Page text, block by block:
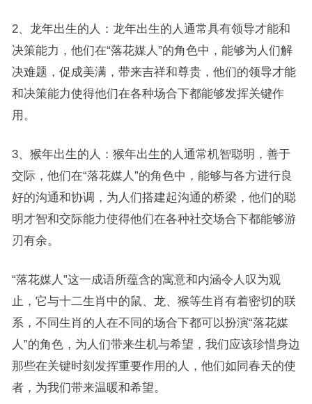
2、龙年出生的人：龙年出生的人通常具有领导才能和
决策能力，他们在“落花媒人”的角色中，能够为人们解
决难题，促成美满，带来吉祥和尊贵，他们的领导才能
和决策能力使得他们在各种场合下都能够发挥关键作
用。
3、猴年出生的人：猴年出生的人通常机智聪明，善于
交际，他们在“落花媒人”的角色中，能够与各方进行良
好的沟通和协调，为人们搭建起沟通的桥梁，他们的聪
明才智和交际能力使得他们在各种社交场合下都能够游
刃有余。
“落花媒人”这一成语所蕴含的寓意和内涵令人叹为观
止，它与十二生肖中的鼠、龙、猴等生肖有着密切的联
系，不同生肖的人在不同的场合下都可以扮演“落花媒
人”的角色，为人们带来生机与希望，我们应该珍惜身边
那些在关键时刻发挥重要作用的人，他们如同春天的使
者，为我们带来温暖和希望。